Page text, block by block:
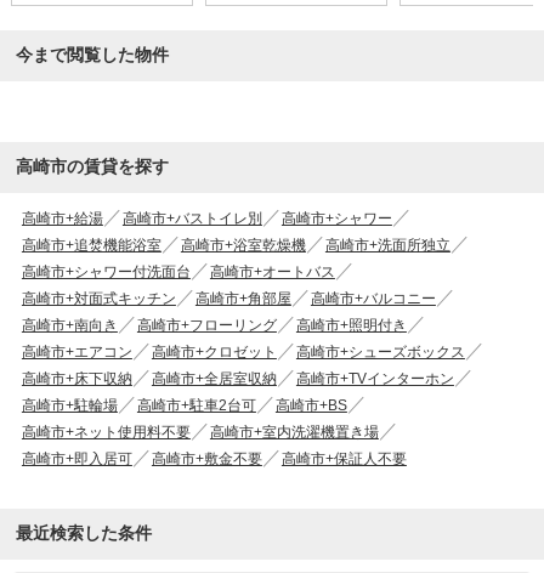
今まで閲覧した物件
高崎市の賃貸を探す
高崎市+給湯 高崎市+バストイレ別
高崎市+シャワー
高崎市+追焚機能浴室
高崎市+浴室乾燥機
高崎市+洗面所独立
高崎市+シャワー付洗面台
高崎市+オートバス
高崎市+対面式キッチン
高崎市+角部屋
高崎市+バルコニー
高崎市+南向き
高崎市+フローリング
高崎市+照明付き
高崎市+エアコン
高崎市+クロゼット
高崎市+シューズボックス
高崎市+床下収納
高崎市+全居室収納
高崎市+TVインターホン
高崎市+駐輪場
高崎市+駐車2台可
高崎市+BS
高崎市+ネット使用料不要
高崎市+室内洗濯機置き場
高崎市+即入居可
高崎市+敷金不要 高崎市+保証人不要
最近検索した条件